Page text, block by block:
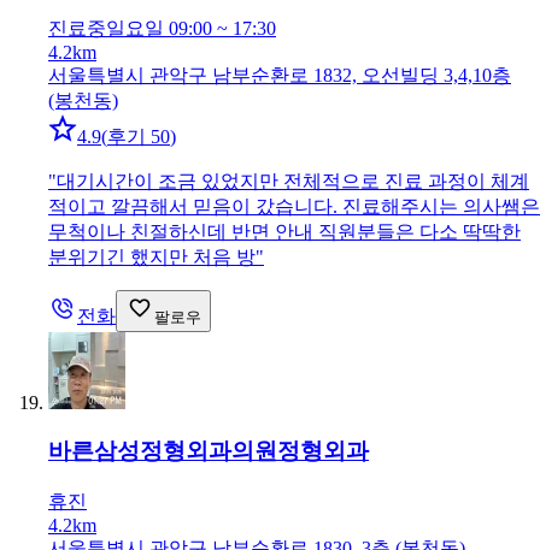
진료중일요일 09:00 ~ 17:30
4.2km
서울특별시 관악구 남부순환로 1832, 오선빌딩 3,4,10층
(봉천동)
4.9(후기 50)
"대기시간이 조금 있었지만 전체적으로 진료 과정이 체계
적이고 깔끔해서 믿음이 갔습니다. 진료해주시는 의사쌤은
무척이나 친절하신데 반면 안내 직원분들은 다소 딱딱한
분위기긴 했지만 처음 방"
전화 팔로우
바른삼성정형외과의원정형외과
휴진
4.2km